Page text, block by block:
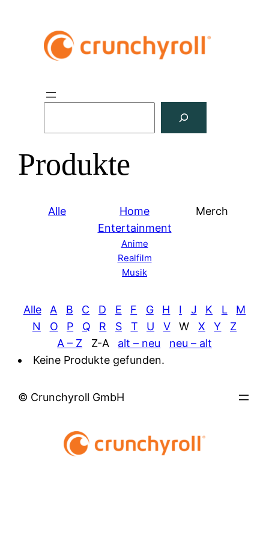
h
e
Produkte
Alle
Home
Entertainment
Anime
Realfilm
Musik
Merch
Alle A B C D E F G H I J K L
M
N
O P Q R S T U V W X Y
Z
A – Z
Z-A alt – neu
neu – alt
Keine Produkte gefunden.
© Crunchyroll GmbH